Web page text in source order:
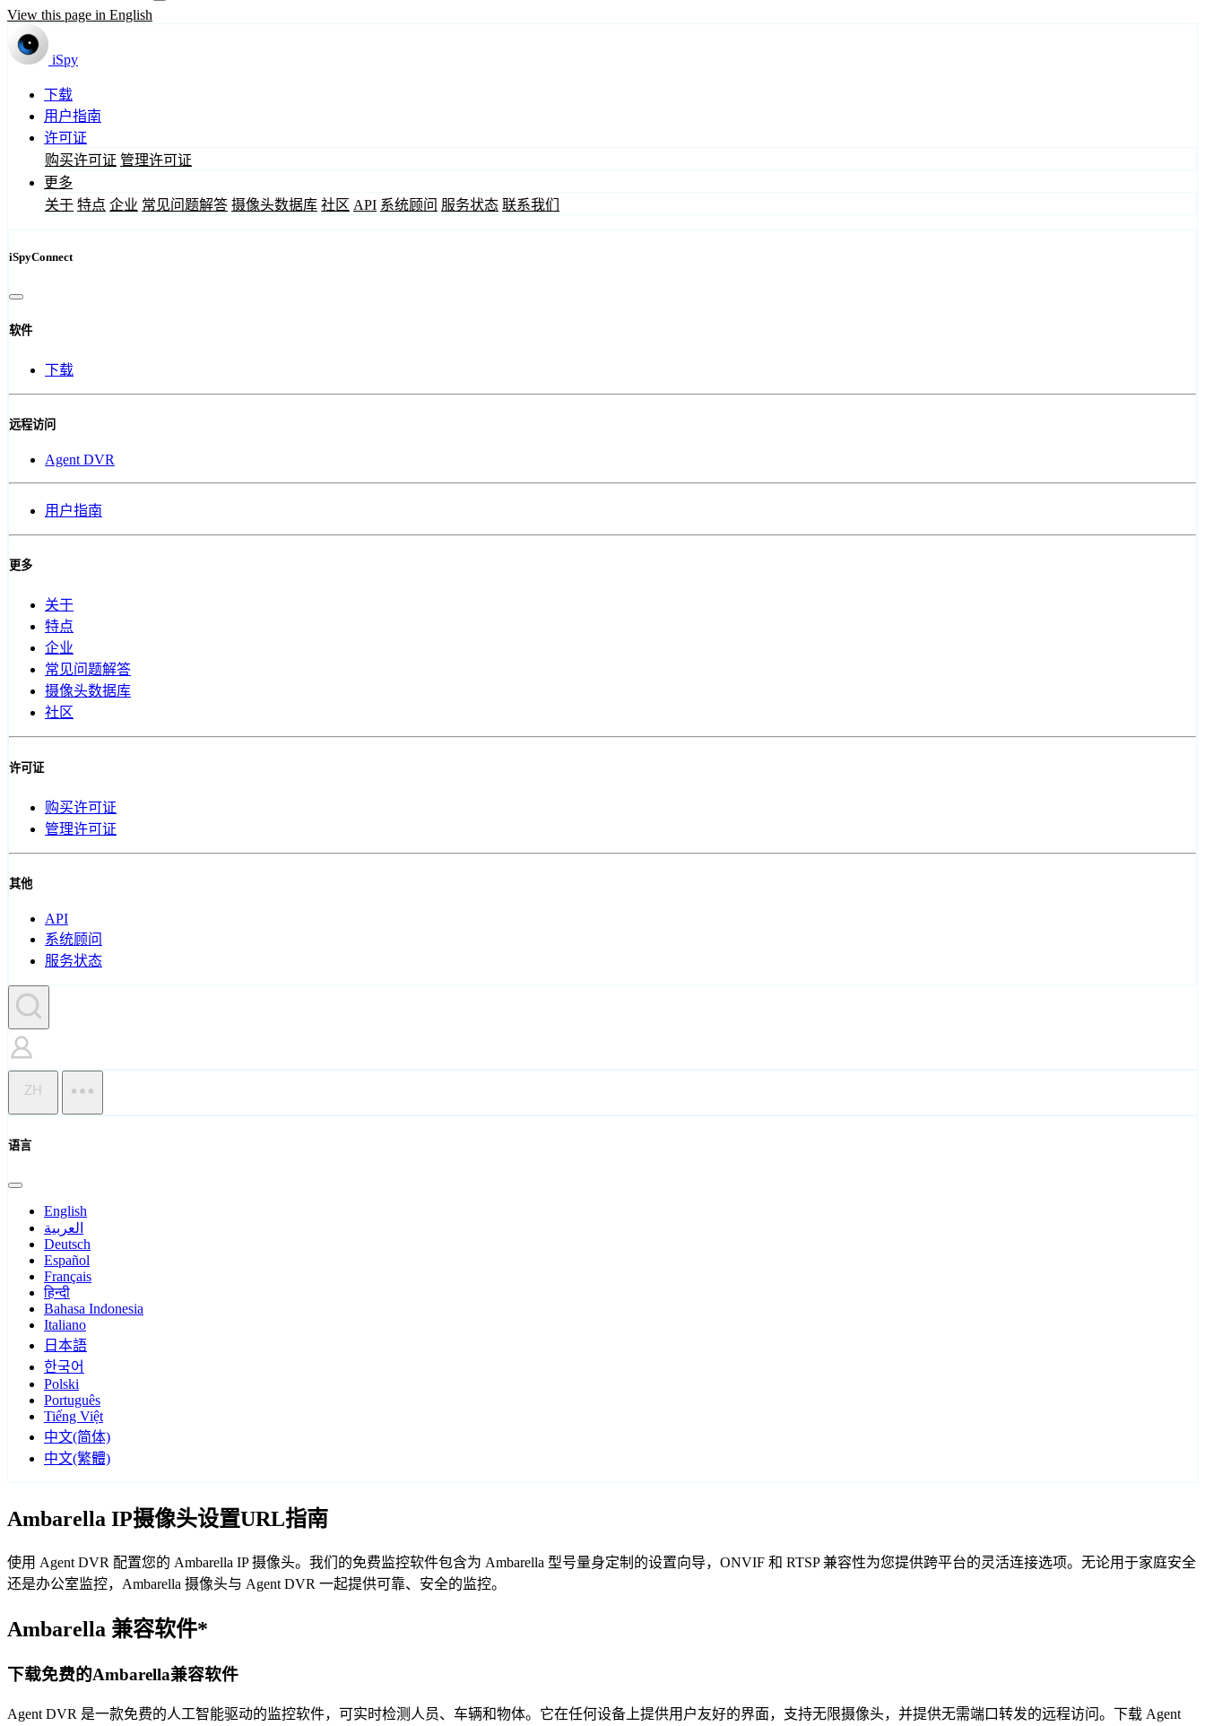
View this page in English
iSpy
下载
用户指南
许可证
购买许可证 管理许可证
更多
关于 特点 企业 常见问题解答 摄像头数据库 社区 API 系统顾问 服务状态 联系我们
iSpyConnect
软件
下载
远程访问
Agent DVR
用户指南
更多
关于
特点
企业
常见问题解答
摄像头数据库
社区
许可证
购买许可证
管理许可证
其他
API
系统顾问
服务状态
ZH
语言
English
العربية
Deutsch
Español
Français
हिन्दी
Bahasa Indonesia
Italiano
日本語
한국어
Polski
Português
Tiếng Việt
中文(简体)
中文(繁體)
Ambarella IP摄像头设置URL指南
使用 Agent DVR 配置您的 Ambarella IP 摄像头。我们的免费监控软件包含为 Ambarella 型号量身定制的设置向导，ONVIF 和 RTSP 兼容性为您提供跨平台的灵活连接选项。无论用于家庭安全
还是办公室监控，Ambarella 摄像头与 Agent DVR 一起提供可靠、安全的监控。
Ambarella 兼容软件*
下载免费的Ambarella兼容软件
Agent DVR 是一款免费的人工智能驱动的监控软件，可实时检测人员、车辆和物体。它在任何设备上提供用户友好的界面，支持无限摄像头，并提供无需端口转发的远程访问。下载 Agent